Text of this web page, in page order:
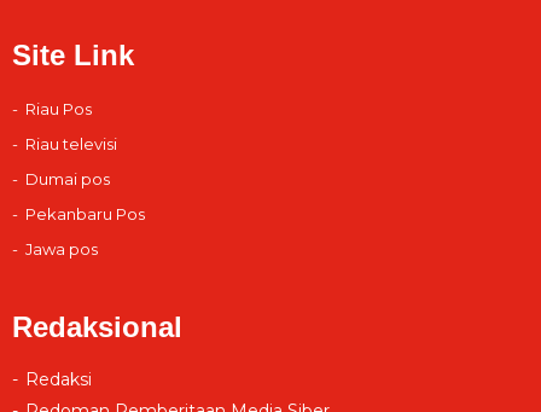
Site Link
Riau Pos
Riau televisi
Dumai pos
Pekanbaru Pos
Jawa pos
Redaksional
Redaksi